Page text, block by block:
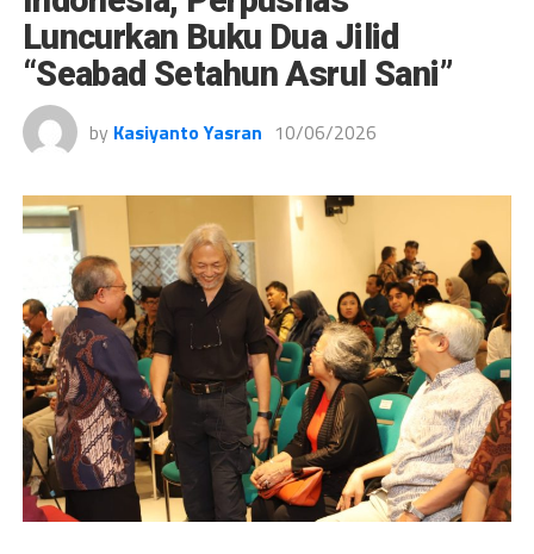
Luncurkan Buku Dua Jilid
“Seabad Setahun Asrul Sani”
by Kasiyanto Yasran 10/06/2026